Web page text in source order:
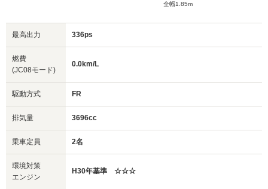
全幅1.85m
最高出力 336ps
燃費
(JC08モード)
0.0km/L
駆動方式 FR
排気量 3696cc
乗車定員 2名
環境対策
エンジン
H30年基準 ☆☆☆